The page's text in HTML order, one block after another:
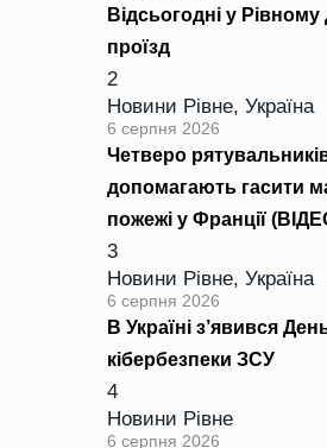
Відсьогодні у
проїзд
2
Новини Рівне, Україна
6 серпня 2026
Четверо
допомагають гасити
пожежі у Франції
3
Новини Рівне, Україна
6 серпня 2026
В Україні з’явився
кібербезпеки ЗСУ
4
Новини Рівне
6 серпня 2026